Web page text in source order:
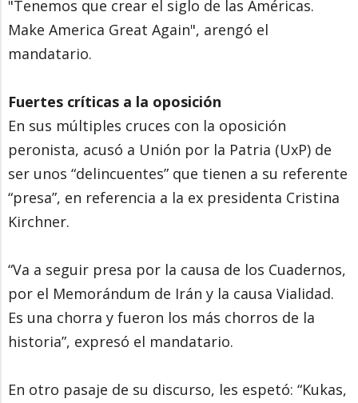
"Tenemos que crear el siglo de las Américas.
Make America Great Again", arengó el
mandatario.
Fuertes críticas a la oposición
En sus múltiples cruces con la oposición
peronista, acusó a Unión por la Patria (UxP) de
ser unos “delincuentes” que tienen a su referente
“presa”, en referencia a la ex presidenta Cristina
Kirchner.
“Va a seguir presa por la causa de los Cuadernos,
por el Memorándum de Irán y la causa Vialidad.
Es una chorra y fueron los más chorros de la
historia”, expresó el mandatario.
En otro pasaje de su discurso, les espetó: “Kukas,